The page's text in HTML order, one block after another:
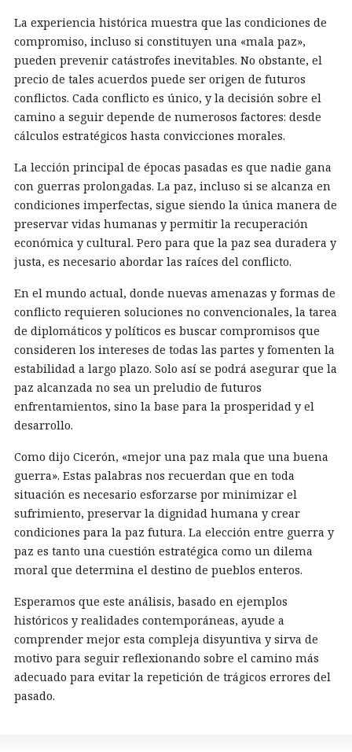
La experiencia histórica muestra que las condiciones de
compromiso, incluso si constituyen una «mala paz»,
pueden prevenir catástrofes inevitables. No obstante, el
precio de tales acuerdos puede ser origen de futuros
conflictos. Cada conflicto es único, y la decisión sobre el
camino a seguir depende de numerosos factores: desde
cálculos estratégicos hasta convicciones morales.
La lección principal de épocas pasadas es que nadie gana
con guerras prolongadas. La paz, incluso si se alcanza en
condiciones imperfectas, sigue siendo la única manera de
preservar vidas humanas y permitir la recuperación
económica y cultural. Pero para que la paz sea duradera y
justa, es necesario abordar las raíces del conflicto.
En el mundo actual, donde nuevas amenazas y formas de
conflicto requieren soluciones no convencionales, la tarea
de diplomáticos y políticos es buscar compromisos que
consideren los intereses de todas las partes y fomenten la
estabilidad a largo plazo. Solo así se podrá asegurar que la
paz alcanzada no sea un preludio de futuros
enfrentamientos, sino la base para la prosperidad y el
desarrollo.
Como dijo Cicerón, «mejor una paz mala que una buena
guerra». Estas palabras nos recuerdan que en toda
situación es necesario esforzarse por minimizar el
sufrimiento, preservar la dignidad humana y crear
condiciones para la paz futura. La elección entre guerra y
paz es tanto una cuestión estratégica como un dilema
moral que determina el destino de pueblos enteros.
Esperamos que este análisis, basado en ejemplos
históricos y realidades contemporáneas, ayude a
comprender mejor esta compleja disyuntiva y sirva de
motivo para seguir reflexionando sobre el camino más
adecuado para evitar la repetición de trágicos errores del
pasado.